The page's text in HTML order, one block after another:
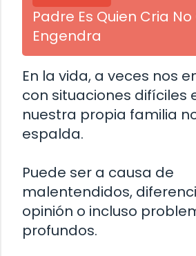
Padre Es Quien Cria No
Engendra
En la vida, a veces nos
con situaciones difíciles
nuestra propia familia
espalda.
Puede ser a causa de
malentendidos,
opinión o incluso
profundos.